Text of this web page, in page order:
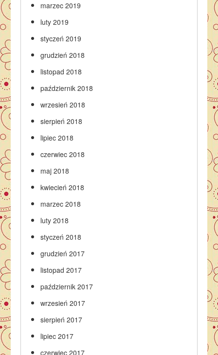
marzec 2019
luty 2019
styczeń 2019
grudzień 2018
listopad 2018
październik 2018
wrzesień 2018
sierpień 2018
lipiec 2018
czerwiec 2018
maj 2018
kwiecień 2018
marzec 2018
luty 2018
styczeń 2018
grudzień 2017
listopad 2017
październik 2017
wrzesień 2017
sierpień 2017
lipiec 2017
czerwiec 2017